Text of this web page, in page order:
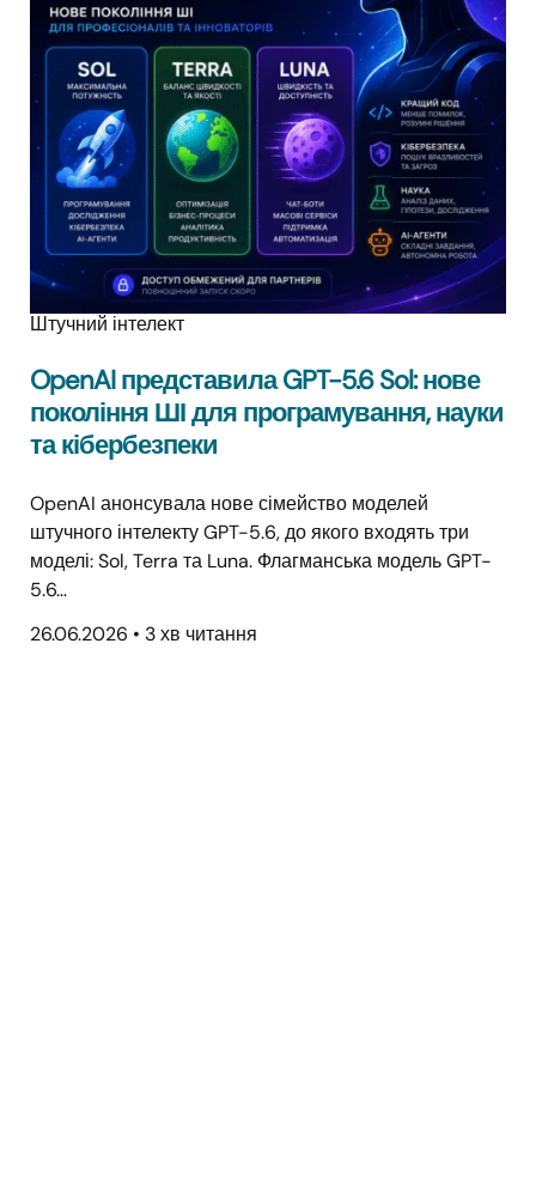
Штучний інтелект
OpenAI представила GPT-5.6 Sol: нове
покоління ШІ для програмування, науки
та кібербезпеки
OpenAI анонсувала нове сімейство моделей
штучного інтелекту GPT-5.6, до якого входять три
моделі: Sol, Terra та Luna. Флагманська модель GPT-
5.6…
26.06.2026 • 3 хв читання